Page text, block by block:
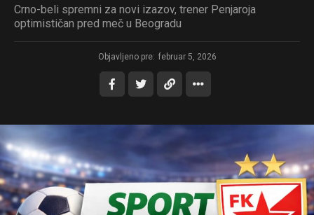
Crno-beli spremni za novi izazov, trener Penjaroja
optimističan pred meč u Beogradu
Objavljeno pre: februar 5, 2026